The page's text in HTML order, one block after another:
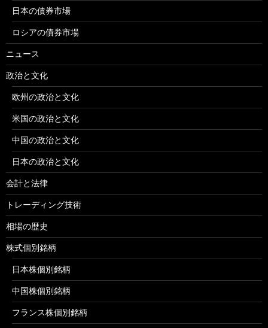
日本の債券市場
ロシアの債券市場
ニュース
政治と文化
欧州の政治と文化
米国の政治と文化
中国の政治と文化
日本の政治と文化
会計と法律
トレーディング技術
相場の歴史
株式個別銘柄
日本株個別銘柄
中国株個別銘柄
フランス株個別銘柄